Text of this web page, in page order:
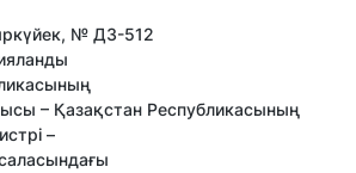
№ ДЗ-512
– Қазақстан Республикасының
–